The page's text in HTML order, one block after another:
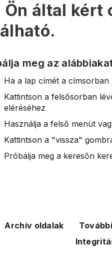
Ön által kért
meg az
Ha a lap címét a
Kattintson a felsősorban
eléréséhez
Használja a felső menüt
Kattintson a "vissza"
Próbálja meg a keresőn
Archív oldalak